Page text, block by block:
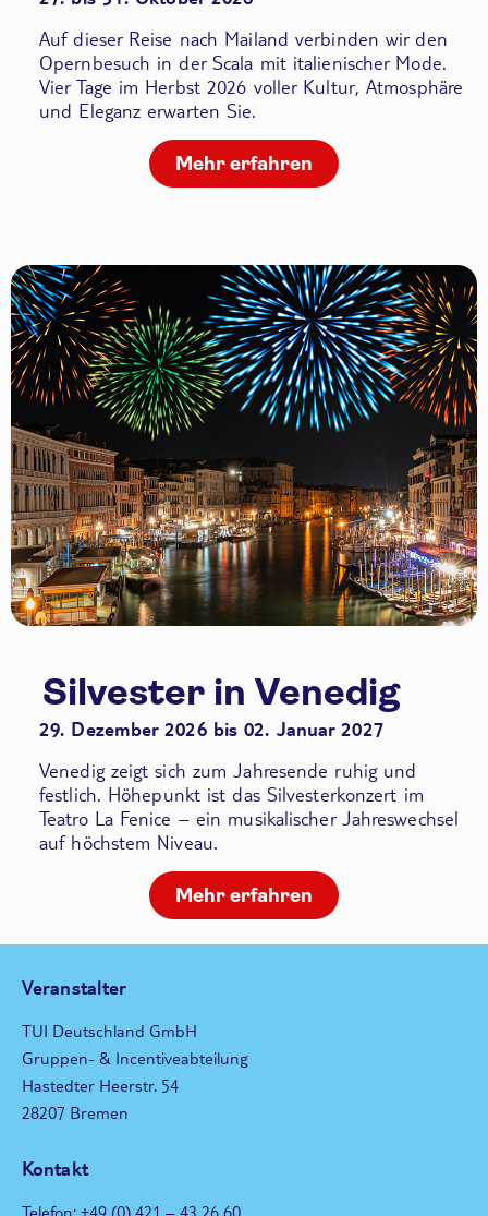
Auf dieser Reise nach Mailand verbinden wir den
Opernbesuch in der Scala mit italienischer Mode.
Vier Tage im Herbst 2026 voller Kultur, Atmosphäre
und Eleganz erwarten Sie.
Mehr erfahren
Silvester in Venedig
29. Dezember 2026 bis 02. Januar 2027
Venedig zeigt sich zum Jahresende ruhig und
festlich. Höhepunkt ist das Silvesterkonzert im
Teatro La Fenice – ein musikalischer Jahreswechsel
auf höchstem Niveau.
Mehr erfahren
Veranstalter
TUI Deutschland GmbH
Gruppen- & Incentiveabteilung
Hastedter Heerstr. 54
28207 Bremen
Kontakt
Telefon: +49 (0) 421 – 43 26 60